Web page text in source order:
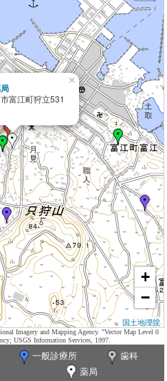
富江町狩立531
×
+
−
国土地理院
Imagery and Mapping Agency. "Vector Map Level 0
USGS Information Services, 1997.
一般診療所
歯科
薬局